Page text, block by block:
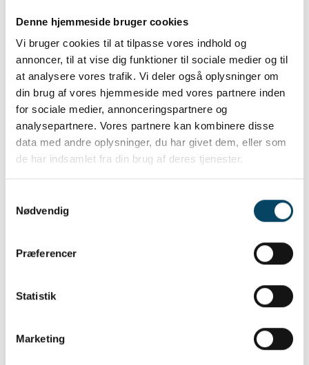
Denne hjemmeside bruger cookies
Vi bruger cookies til at tilpasse vores indhold og
annoncer, til at vise dig funktioner til sociale medier og til
at analysere vores trafik. Vi deler også oplysninger om
din brug af vores hjemmeside med vores partnere inden
for sociale medier, annonceringspartnere og
analysepartnere. Vores partnere kan kombinere disse
data med andre oplysninger, du har givet dem, eller som
de har indsamlet fra din brug af deres tjenester.
Nødvendig
Præferencer
Statistik
Marketing
Er 7-15 cm lang.
Kan findes i mange farver, dog oftest
rødbrun.
Dens fodbræmme (kanten på sålen) er
gerne orange i farven, og har tydelige,
regelmæssige tværstriber.
De trækker sig sammen i en kugleform, hvis
du prikker til dem med en pind.
➗ Da de formerer sig eksplosivt, er det
FORBUDT
at sortere dem som madaffald eller haveaffald.
✔️ Smid dem i en lukket pose og i beholderen til
Restaffald. Døde, naturligvis.
Sorteringsvejledning